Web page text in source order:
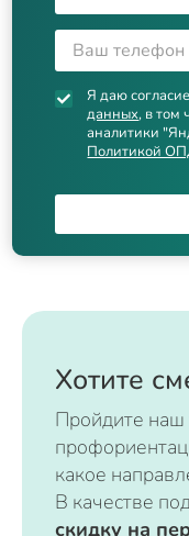
Я даю
данных, в том
аналитики
Политикой
Хотите
Пройдите наш
какое
В качестве
скидку на